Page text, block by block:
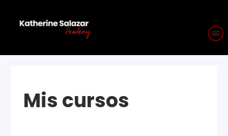
Mis cursos